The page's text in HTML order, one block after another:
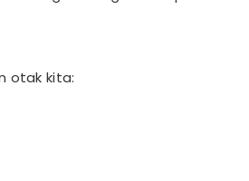
otak kita: